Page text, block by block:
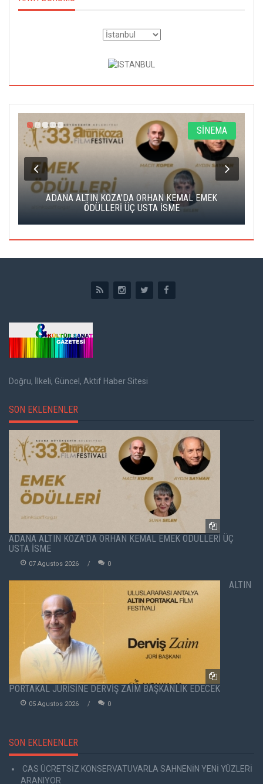
SİNEMA
ADANA ALTIN KOZA'DA ORHAN KEMAL EMEK
ÖDÜLLERİ ÜÇ USTA İSME
Doğru, İlkeli, Güncel, Aktif Haber Sitesi
SON EKLENENLER
ADANA ALTIN KOZA'DA ORHAN KEMAL EMEK ÖDÜLLERİ ÜÇ
USTA İSME
07 Agustos 2026 0
ALTIN
PORTAKAL JÜRİSİNE DERVİŞ ZAİM BAŞKANLIK EDECEK
05 Agustos 2026 0
SON EKLENENLER
CAS ÜCRETSİZ KONSERVATUVARLA SAHNENİN YENİ YÜZLERİ
ARANIYOR